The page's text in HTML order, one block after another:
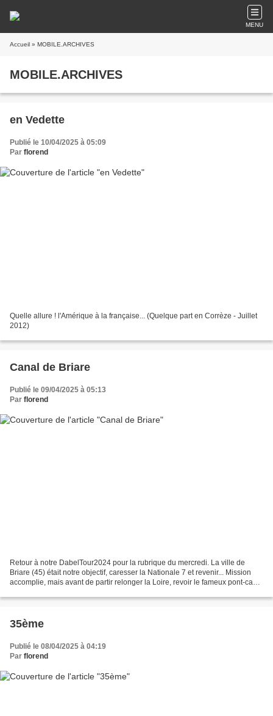
MENU
Accueil » MOBILE.ARCHIVES
MOBILE.ARCHIVES
en Vedette
Publié le 10/04/2025 à 05:09
Par florend
Quelle allure ! l'Amérique à la française... (Quelque part en Corrèze - Juillet
2012)
Canal de Briare
Publié le 09/04/2025 à 05:13
Par florend
Retour à notre DabelTour2024 pour la rubrique du mercredi. La ville de
Briare (45) était notre objectif, caresser la Nationale 7 et revenir... Mission
accomplie, mais avant de partir relonger la Loire, revoir le fameux pont-canal
35ème
Publié le 08/04/2025 à 04:19
Par florend